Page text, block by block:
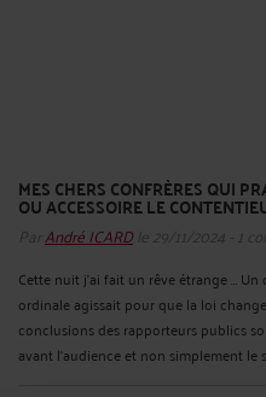
MES CHERS CONFRÈRES QUI
OU ACCESSOIRE LE
ParAndré ICARDle 29/11/2024 - 1
Cette nuit j’ai fait un rêve étrange …
ordinale agissait pour que la loi
conclusions des rapporteurs publics
avant l’audience et non simplement le